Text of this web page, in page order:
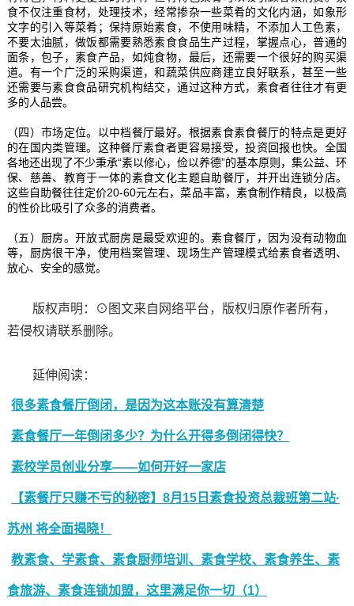
食不仅注重食材，处理技术，经常掺杂一些菜肴的文化内涵，如象形
文字的引入等菜肴；保持原始素食，不使用味精，不添加人工色素，
不要太油腻，做饭都需要熟悉素食食品生产过程，掌握点心，普通的
面条，包子，素食产品，如炖食物，最后，还需要一个很好的购买渠
道。有一个广泛的采购渠道，和蔬菜供应商建立良好联系，甚至一些
还需要与素食食品研究机构结交，通过这种方式，素食者往往才有更
多的人品尝。
（四）市场定位。以中档餐厅最好。根据素食素食餐厅的特点是更好
的在国内类管理。这种餐厅素食者更容易接受，投资回报也快。全国
各地还出现了不少秉承“素以修心，俭以养德”的基本原则，集公益、环
保、慈善、教育于一体的素食文化主题自助餐厅，并开出连锁分店。
这些自助餐往往定价20-60元左右，菜品丰富，素食制作精良，以极高
的性价比吸引了众多的消费者。
（五）厨房。开放式厨房是最受欢迎的。素食餐厅，因为没有动物血
等，厨房很干净，使用档案管理、现场生产管理模式给素食者透明、
放心、安全的感觉。
版权声明：⊙图文来自网络平台，版权归原作者所有，
若侵权请联系删除。
延伸阅读：
很多素食餐厅倒闭，是因为这本账没有算清楚
素食餐厅一年倒闭多少？为什么开得多倒闭得快？
素校学员创业分享——如何开好一家店
【素餐厅只赚不亏的秘密】8月15日素食投资总裁班第二站·
苏州 将全面揭晓！
教素食、学素食、素食厨师培训、素食学校、素食养生、素
食旅游、素食连锁加盟，这里满足你一切（1）